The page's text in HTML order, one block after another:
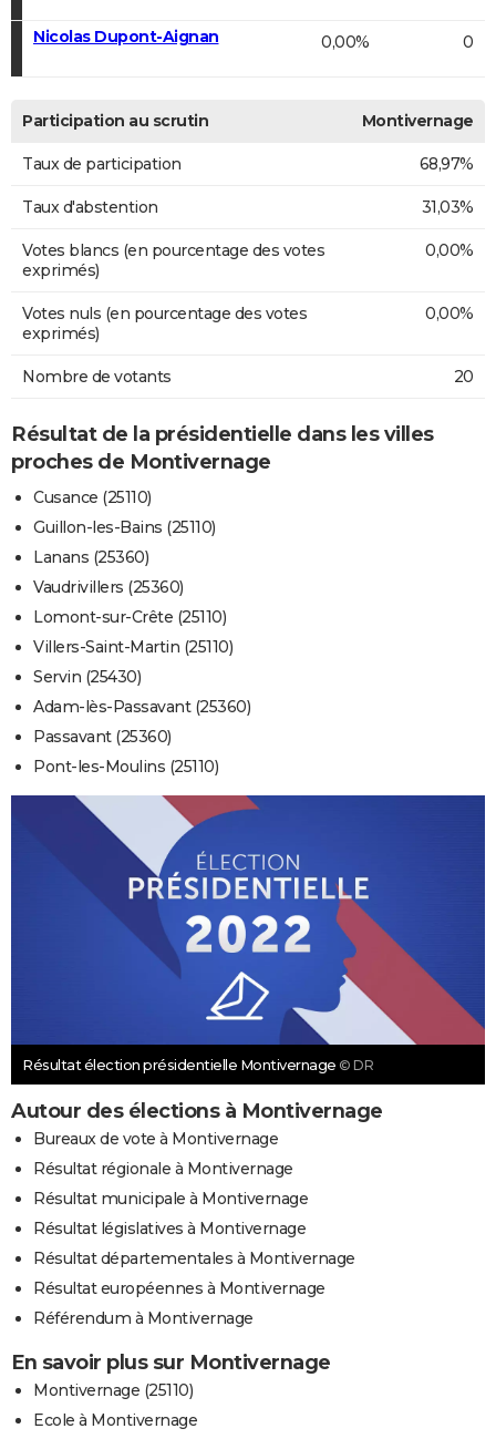
Nicolas Dupont-Aignan 0,00% 0
Participation au scrutin Montivernage
Taux de participation 68,97%
Taux d'abstention 31,03%
Votes blancs (en pourcentage des votes
exprimés)
0,00%
Votes nuls (en pourcentage des votes
exprimés)
0,00%
Nombre de votants 20
Résultat de la présidentielle dans les villes
proches de Montivernage
Cusance (25110)
Guillon-les-Bains (25110)
Lanans (25360)
Vaudrivillers (25360)
Lomont-sur-Crête (25110)
Villers-Saint-Martin (25110)
Servin (25430)
Adam-lès-Passavant (25360)
Passavant (25360)
Pont-les-Moulins (25110)
Résultat élection présidentielle Montivernage © DR
Autour des élections à Montivernage
Bureaux de vote à Montivernage
Résultat régionale à Montivernage
Résultat municipale à Montivernage
Résultat législatives à Montivernage
Résultat départementales à Montivernage
Résultat européennes à Montivernage
Référendum à Montivernage
En savoir plus sur Montivernage
Montivernage (25110)
Ecole à Montivernage